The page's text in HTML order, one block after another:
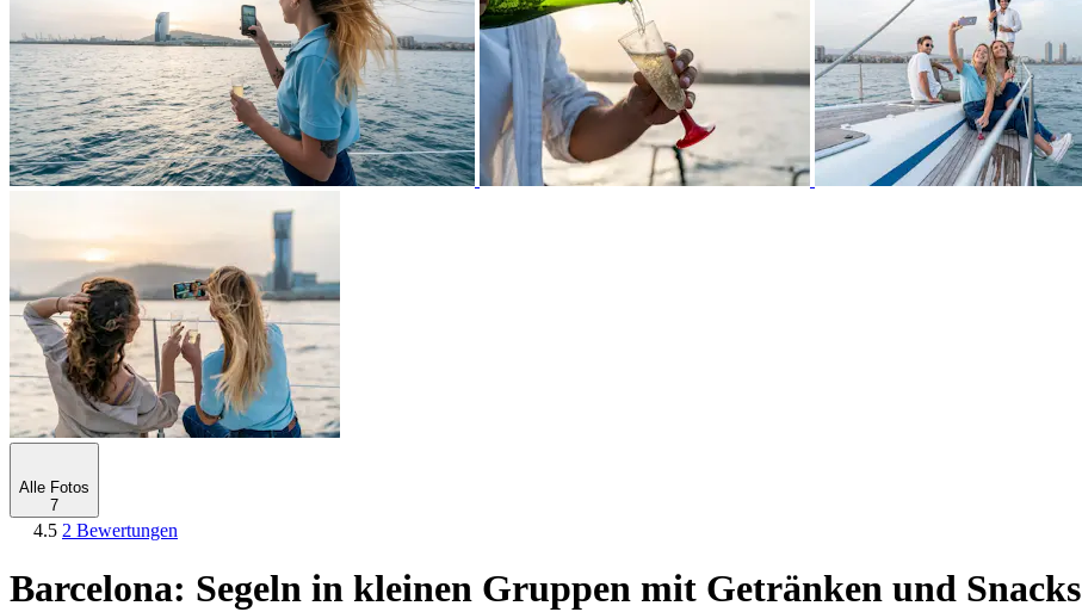
Alle Fotos
7
4.5 2 Bewertungen
Barcelona: Segeln in kleinen Gruppen mit Getränken und Snacks